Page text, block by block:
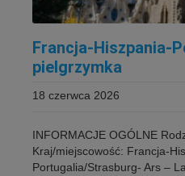
Francja-Hiszpania-
pielgrzymka
18 czerwca 2026
INFORMACJE OGÓLNE
Kraj/miejscowość: Francja-
Portugalia/Strasburg- Ars –